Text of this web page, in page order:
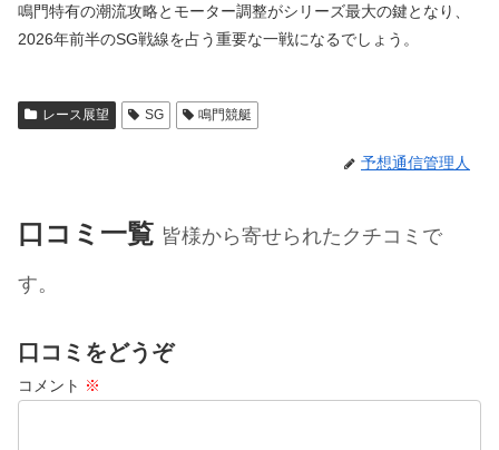
鳴門特有の潮流攻略とモーター調整がシリーズ最大の鍵となり、
2026年前半のSG戦線を占う重要な一戦になるでしょう。
レース展望 SG 鳴門競艇
予想通信管理人
口コミ一覧 皆様から寄せられたクチコミで
す。
口コミをどうぞ
コメント ※